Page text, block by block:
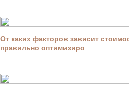
От каких факторов зависит
правильно оптимизиро